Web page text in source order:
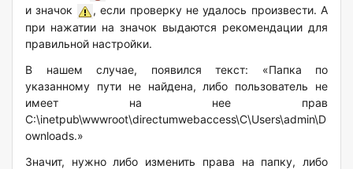
и значок
, если проверку не удалось произвести. А
при нажатии на значок выдаются рекомендации для
правильной настройки.
В нашем случае, появился текст: «Папка по
указанному пути не найдена, либо пользователь не
имеет на нее прав
С:\inetpub\wwwroot\directumwebaccess\C\Users\admin\D
ownloads.»
Значит, нужно либо изменить права на папку, либо